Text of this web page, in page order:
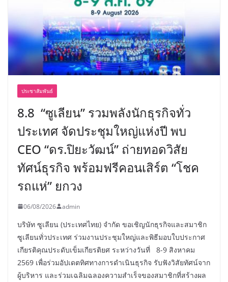
ประชาสัมพันธ์
8.8 “ซูเลียน” รวมพลังนักธุรกิจทั่ว
ประเทศ จัดประชุมใหญ่แห่งปี พบ
CEO “ดร.ปิยะวัฒน์” ถ่ายทอดวิสัย
ทัศน์ธุรกิจ พร้อมฟรีคอนเสิร์ต “โชค
รถแห่” ยกวง
06/08/2026 admin
บริษัท ซูเลียน (ประเทศไทย) จำกัด ขอเชิญนักธุรกิจและสมาชิก
ซูเลียนทั่วประเทศ ร่วมงานประชุมใหญ่และพิธีมอบใบประกาศ
เกียรติคุณประดับเข็มเกียรติยศ ระหว่างวันที่ 8-9 สิงหาคม
2569 เพื่อร่วมอัปเดตทิศทางการดำเนินธุรกิจ รับฟังวิสัยทัศน์จาก
ผู้บริหาร และร่วมเฉลิมฉลองความสำเร็จของสมาชิกที่สร้างผล